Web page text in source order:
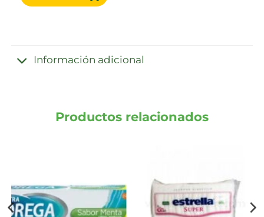
Información adicional
Productos relacionados